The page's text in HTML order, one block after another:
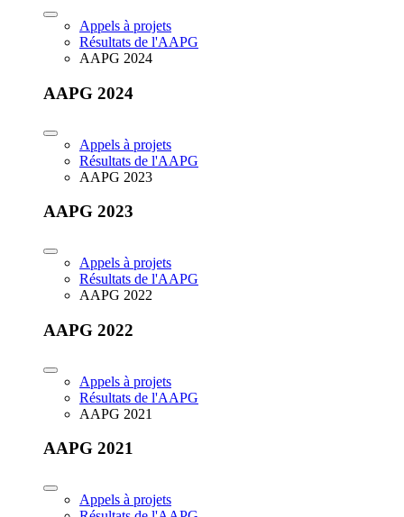
Appels à projets
Résultats de l'AAPG
AAPG 2024
AAPG 2024
Appels à projets
Résultats de l'AAPG
AAPG 2023
AAPG 2023
Appels à projets
Résultats de l'AAPG
AAPG 2022
AAPG 2022
Appels à projets
Résultats de l'AAPG
AAPG 2021
AAPG 2021
Appels à projets